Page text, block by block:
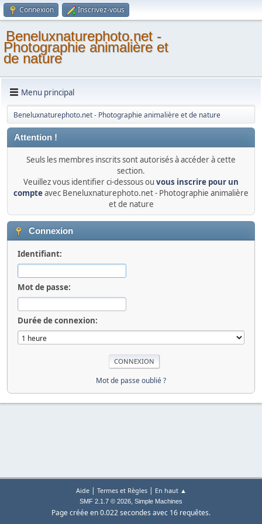
Connexion Inscrivez-vous
Beneluxnaturephoto.net -
Photographie animalière et
de nature
Menu principal
Beneluxnaturephoto.net - Photographie animalière et de nature
Attention !
Seuls les membres inscrits sont autorisés à accéder à cette
section.
Veuillez vous identifier ci-dessous ou vous inscrire pour un
compteavec Beneluxnaturephoto.net - Photographie animalière
et de nature
Connexion
Identifiant:
Mot de passe:
Durée de connexion:
Mot de passe oublié ?
Aide| Termes et Règles| En haut ▲
SMF 2.1.7 © 2026, Simple Machines
Page créée en 0.022 secondes avec 16 requêtes.